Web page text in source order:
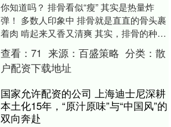
你知道吗？ 排骨看似“瘦” 其实是热量炸
弹！ 多数人印象中 排骨就是直直的骨头裹
着肉 啃起来又香又清爽 其实，排骨的种类
可不少 它究竟有多“油”？ 一起来看 0....
查看： 71 来源： 百盛策略 分类：散
户配资下载地址
国家允许配资的公司 上海迪士尼深耕
本土化15年，“原汁原味”与“中国风”的
双向奔赴